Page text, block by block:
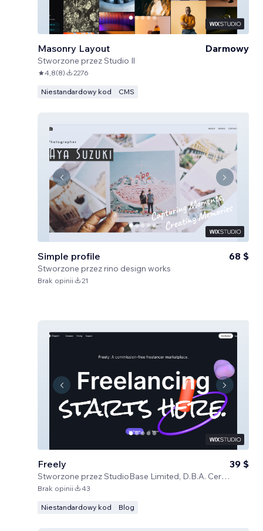
Masonry Layout
Stworzone przezStudio Il
Darmowy
4,8(8) 2276
Niestandardowy kod CMS
Simple profile
Stworzone przezrino design works
68 $
Brak opinii 21
Freely
Stworzone przezStudioBase Limited, D.B.A. Certified Code
39 $
Brak opinii 43
Niestandardowy kod Blog